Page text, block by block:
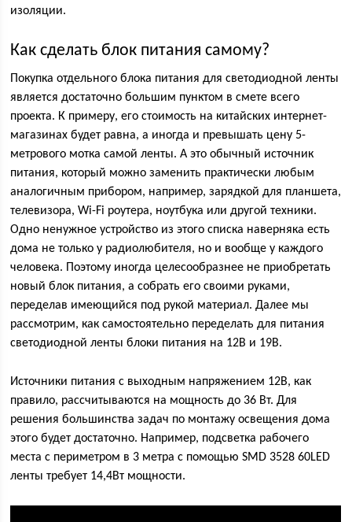
изоляции.
Как сделать блок питания самому?
Покупка отдельного блока питания для светодиодной ленты
является достаточно большим пунктом в смете всего
проекта. К примеру, его стоимость на китайских интернет-
магазинах будет равна, а иногда и превышать цену 5-
метрового мотка самой ленты. А это обычный источник
питания, который можно заменить практически любым
аналогичным прибором, например, зарядкой для планшета,
телевизора, Wi-Fi роутера, ноутбука или другой техники.
Одно ненужное устройство из этого списка наверняка есть
дома не только у радиолюбителя, но и вообще у каждого
человека. Поэтому иногда целесообразнее не приобретать
новый блок питания, а собрать его своими руками,
переделав имеющийся под рукой материал. Далее мы
рассмотрим, как самостоятельно переделать для питания
светодиодной ленты блоки питания на 12В и 19В.
Источники питания с выходным напряжением 12В, как
правило, рассчитываются на мощность до 36 Вт. Для
решения большинства задач по монтажу освещения дома
этого будет достаточно. Например, подсветка рабочего
места с периметром в 3 метра с помощью SMD 3528 60LED
ленты требует 14,4Вт мощности.